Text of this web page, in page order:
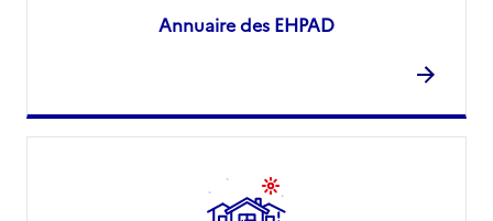
Annuaire des EHPAD